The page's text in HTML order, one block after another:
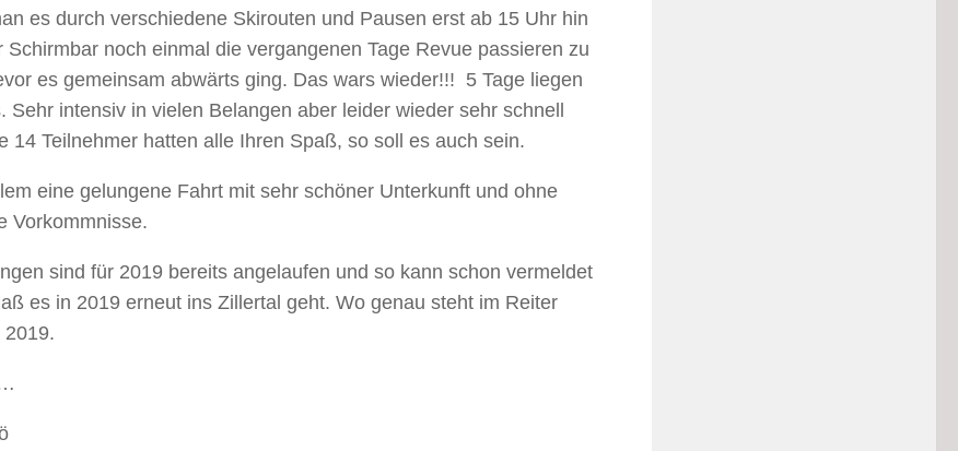
es durch verschiedene Skirouten und Pausen erst ab 15 Uhr hin
Schirmbar noch einmal die vergangenen Tage Revue passieren zu
es gemeinsam abwärts ging. Das wars wieder!!! 5 Tage liegen
Sehr intensiv in vielen Belangen aber leider wieder sehr schnell
14 Teilnehmer hatten alle Ihren Spaß, so soll es auch sein.
eine gelungene Fahrt mit sehr schöner Unterkunft und ohne
Vorkommnisse.
sind für 2019 bereits angelaufen und so kann schon vermeldet
es in 2019 erneut ins Zillertal geht. Wo genau steht im Reiter
2019.